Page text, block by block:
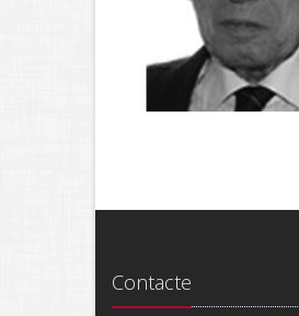
Contacte